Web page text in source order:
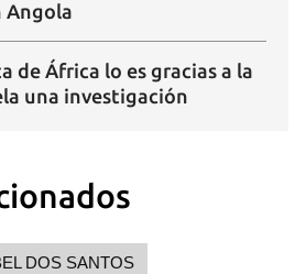
Angola
de África lo es gracias a la
una investigación
DOS SANTOS